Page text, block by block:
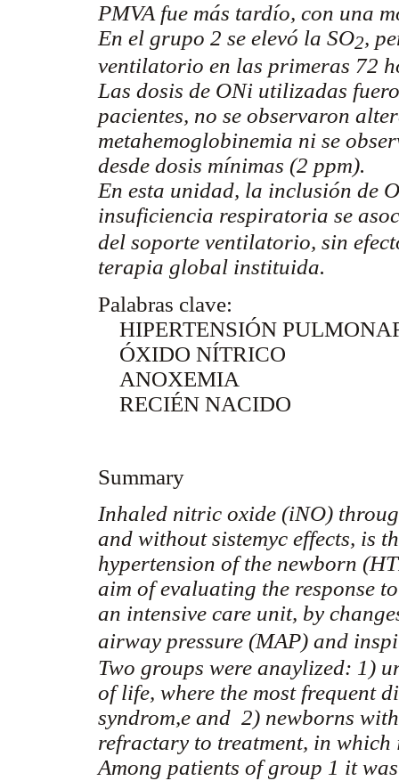
PMVA fue más tardío, con una
En el grupo 2 se elevó la SO2,
ventilatorio en las primeras 72
Las dosis de ONi utilizadas
pacientes, no se observaron
metahemoglobinemia ni se
desde dosis mínimas (2 ppm).
En esta unidad, la inclusión de
insuficiencia respiratoria se
del soporte ventilatorio, sin
terapia global instituida.
Palabras clave:
HIPERTENSIÓN
ÓXIDO NÍTRICO
ANOXEMIA
RECIÉN NACIDO
Summary
Inhaled nitric oxide (iNO)
and without sistemyc effects, is
hypertension of the newborn
aim of evaluating the response
an intensive care unit, by
airway pressure (MAP) and
Two groups were anaylized: 1)
of life, where the most frequent
syndrom,e and 2) newborns
refractary to treatment, in
Among patients of group 1 it